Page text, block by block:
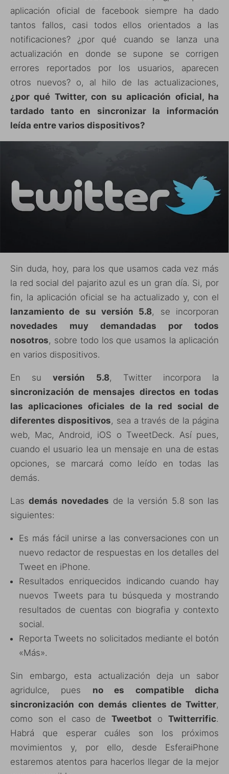
aplicación oficial de facebook siempre ha dado
tantos fallos, casi todos ellos orientados a las
notificaciones? ¿por qué cuando se lanza una
actualización en donde se supone se corrigen
errores reportados por los usuarios, aparecen
otros nuevos? o, al hilo de las actualizaciones,
¿por qué Twitter, con su aplicación oficial, ha
tardado tanto en sincronizar la información
leída entre varios dispositivos?
Sin duda, hoy, para los que usamos cada vez más
la red social del pajarito azul es un gran día. Si, por
fin, la aplicación oficial se ha actualizado y, con el
lanzamiento de su versión 5.8, se incorporan
novedades muy demandadas por todos
nosotros, sobre todo los que usamos la aplicación
en varios dispositivos.
En suversión 5.8, Twitter incorpora la
sincronización de mensajes directos en todas
las aplicaciones oficiales de la red social de
diferentes dispositivos, sea a través de la página
web, Mac, Android, iOS o TweetDeck. Así pues,
cuando el usuario lea un mensaje en una de estas
opciones, se marcará como leído en todas las
demás.
Las demás novedades de la versión 5.8 son las
siguientes:
Es más fácil unirse a las conversaciones con un
nuevo redactor de respuestas en los detalles del
Tweet en iPhone.
Resultados enriquecidos indicando cuando hay
nuevos Tweets para tu búsqueda y mostrando
resultados de cuentas con biografia y contexto
social.
Reporta Tweets no solicitados mediante el botón
«Más».
Sin embargo, esta actualización deja un sabor
agridulce, pues no es compatible dicha
sincronización con demás clientes de Twitter,
como son el caso deTweetbot oTwitterrific.
Habrá que esperar cuáles son los próximos
movimientos y, por ello, desde EsferaiPhone
estaremos atentos para hacerlos llegar de la mejor